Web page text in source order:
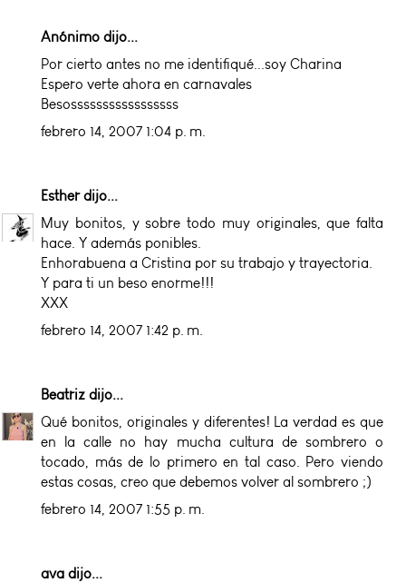
Anónimo dijo...
Por cierto antes no me identifiqué...soy Charina
Espero verte ahora en carnavales
Besosssssssssssssssss
febrero 14, 2007 1:04 p. m.
Estherdijo...
Muy bonitos, y sobre todo muy originales, que falta
hace. Y además ponibles.
Enhorabuena a Cristina por su trabajo y trayectoria.
Y para ti un beso enorme!!!
XXX
febrero 14, 2007 1:42 p. m.
Beatriz dijo...
Qué bonitos, originales y diferentes! La verdad es que
en la calle no hay mucha cultura de sombrero o
tocado, más de lo primero en tal caso. Pero viendo
estas cosas, creo que debemos volver al sombrero ;)
febrero 14, 2007 1:55 p. m.
ava dijo...